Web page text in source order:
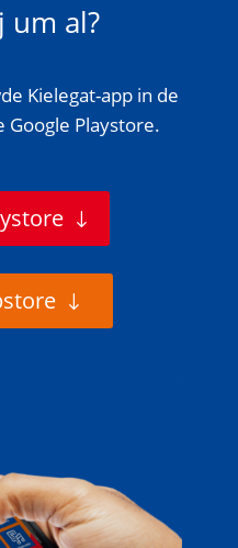
um al?
Kielegat-app in de
Playstore.